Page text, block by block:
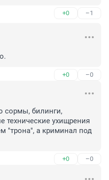
+0 –1
+0 –0
сормы, билинги,
технические ухищрения
"трона", а криминал под
+0 –0